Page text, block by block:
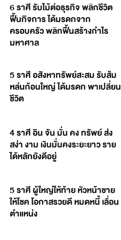
6 ราศี รับไม้ต่อธุรกิจ พลิกชีวิต
ฟื้นกิจการ ได้มรดกจาก
ครอบครัว พลิกฟื้นสร้างกำไร
มหาศาล
5 ราศี อสังหาทรัพย์สะสม รับส้ม
หล่นก้อนใหญ่ ได้มรดก พาเปลี่ยน
ชีวิต
4 ราศี อิน จัน มั่น คง ทรัพย์ ส่ง
สง่า งาม เงินมั่นคงระยะยาว ราย
ได้หลักยังดีอยู่
5 ราศี ผู้ใหญ่ให้ท้าย หัวหน้าชาย
ให้โชค โอกาสรวยดี หมดหนี้ เลื่อน
ตำแหน่ง